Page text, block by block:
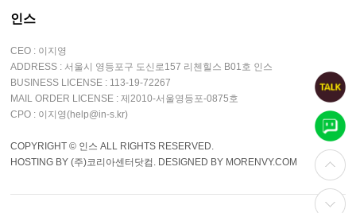
인스
CEO : 이지영
ADDRESS : 서울시 영등포구 도신로157 리첸힐스 B01호 인스
BUSINESS LICENSE : 113-19-72267
MAIL ORDER LICENSE : 제2010-서울영등포-0875호
CPO : 이지영(help@in-s.kr)
COPYRIGHT © 인스 ALL RIGHTS RESERVED.
HOSTING BY (주)코리아센터닷컴. DESIGNED BY MORENVY.COM